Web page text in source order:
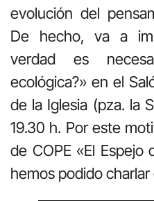
evolución del
De hecho, va a
verdad es
ecológica?» en el
de la Iglesia (pza. la
19.30 h. Por este
de COPE «El Espejo
hemos podido charlar